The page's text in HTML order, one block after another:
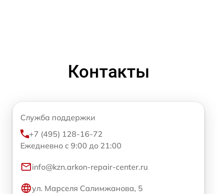
Контакты
Служба поддержки
+7 (495) 128-16-72
Ежедневно с 9:00 до 21:00
info@kzn.arkon-repair-center.ru
ул. Марселя Салимжанова, 5